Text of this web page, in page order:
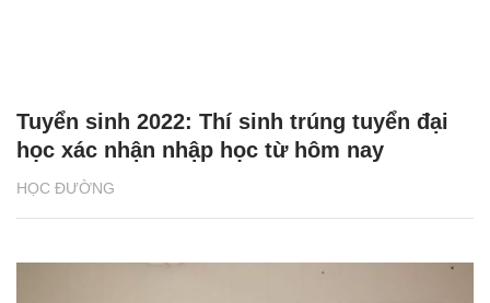
HỌC ĐƯỜNG
Tuyển sinh 2022: Thí sinh trúng tuyển đại
học xác nhận nhập học từ hôm nay